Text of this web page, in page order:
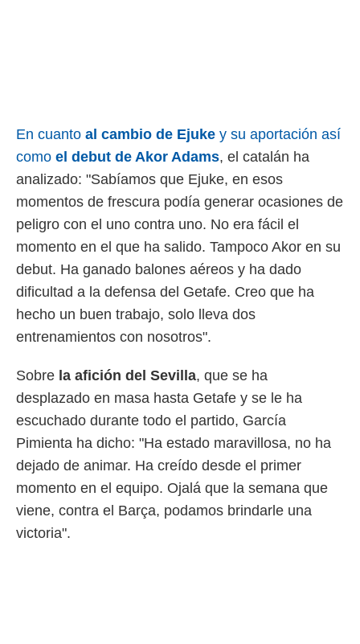
contenido
medir el
el
de
o a través
de
de
con el
mediante
publicidad
de
En cuanto al cambio de Ejuke y su aportación así
como el debut de Akor Adams, el catalán ha
analizado: "Sabíamos que Ejuke, en esos
momentos de frescura podía generar ocasiones de
peligro con el uno contra uno. No era fácil el
momento en el que ha salido. Tampoco Akor en su
debut. Ha ganado balones aéreos y ha dado
dificultad a la defensa del Getafe. Creo que ha
hecho un buen trabajo, solo lleva dos
entrenamientos con nosotros".
Sobre la afición del Sevilla, que se ha
desplazado en masa hasta Getafe y se le ha
escuchado durante todo el partido, García
Pimienta ha dicho: "Ha estado maravillosa, no ha
dejado de animar. Ha creído desde el primer
momento en el equipo. Ojalá que la semana que
viene, contra el Barça, podamos brindarle una
victoria".